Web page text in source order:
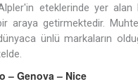
eteklerinde yer
araya getirmektedir.
ünlü markaların
– Genova – Nice